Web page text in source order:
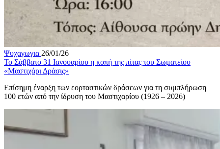
Ψυχαγωγια 26/01/26
Το Σάββατο 31 Ιανουαρίου η κοπή της πίτας του Σωματείου
«Μαστιχάρι Δράσις»
Επίσημη έναρξη των εορταστικών δράσεων για τη συμπλήρωση
100 ετών από την ίδρυση του Μαστιχαρίου (1926 – 2026)